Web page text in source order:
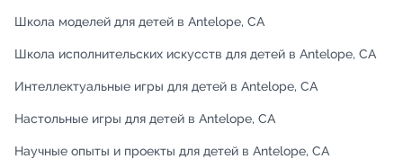
Школа моделей для детей в Antelope, CA
Школа исполнительских искусств для детей в Antelope, CA
Интеллектуальные игры для детей в Antelope, CA
Настольные игры для детей в Antelope, CA
Научные опыты и проекты для детей в Antelope, CA